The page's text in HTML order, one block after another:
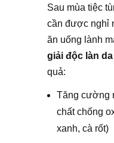
Sau mùa tiệc
cần được nghỉ
ăn uống lành
giải độc làn
quả:
Tăng cường
chất chống
xanh, cà rốt)